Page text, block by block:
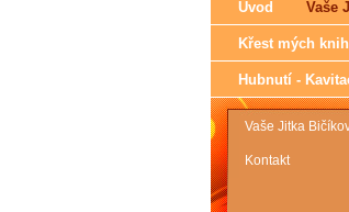
Úvod Vaše
Křest mých knih
Hubnutí -
Vaše Jitka
Kontakt